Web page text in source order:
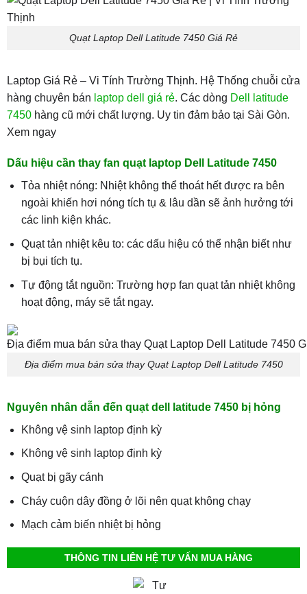
Quạt Laptop Dell Latitude 7450 Giá Rẻ
Laptop Giá Rẻ – Vi Tính Trường Thịnh. Hệ Thống chuỗi cửa
hàng chuyên bán laptop dell giá rẻ. Các dòng Dell latitude
7450hàng cũ mới chất lượng. Uy tin đảm bảo tại Sài Gòn.
Xem ngay
Dấu hiệu cần thay fan quạt laptop Dell Latitude 7450
Tỏa nhiệt nóng: Nhiệt không thể thoát hết được ra bên
ngoài khiến hơi nóng tích tụ & lâu dần sẽ ảnh hưởng tới
các linh kiện khác.
Quạt tản nhiệt kêu to: các dấu hiệu có thể nhận biết như
bị bụi tích tụ.
Tự động tắt nguồn: Trường hợp fan quạt tản nhiệt không
hoạt động, máy sẽ tắt ngay.
Địa điểm mua bán sửa thay Quạt Laptop Dell Latitude 7450
Nguyên nhân dẫn đến quạt dell latitude 7450 bị hỏng
Không vệ sinh laptop định kỳ
Không vệ sinh laptop định kỳ
Quạt bị gãy cánh
Cháy cuộn dây đồng ở lõi nên quạt không chạy
Mạch cảm biến nhiệt bị hỏng
THÔNG TIN LIÊN HỆ TƯ VẤN MUA HÀNG